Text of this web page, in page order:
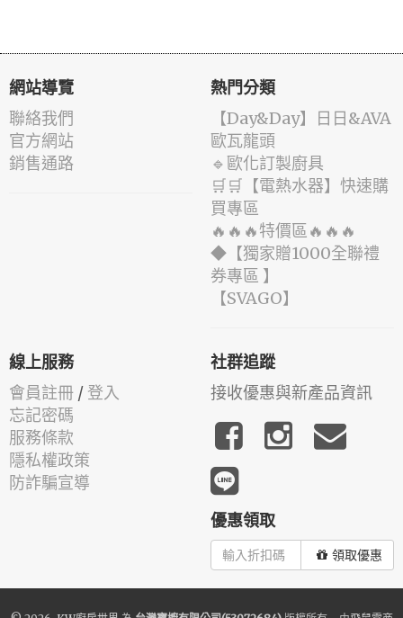
網站導覽
聯絡我們
官方網站
銷售通路
熱門分類
️【Day&Day】️日日&AVA
歐瓦龍頭
🔹歐化訂製廚具
🛒🛒【電熱水器】快速購
買專區
🔥🔥🔥特價區🔥🔥🔥
◆【獨家贈1000全聯禮
券專區 】
️【SVAGO】️
線上服務
會員註冊 / 登入
忘記密碼
服務條款
隱私權政策
防詐騙宣導
社群追蹤
接收優惠與新產品資訊
優惠領取
領取優惠